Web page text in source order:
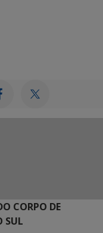
CORPO DE
SUL